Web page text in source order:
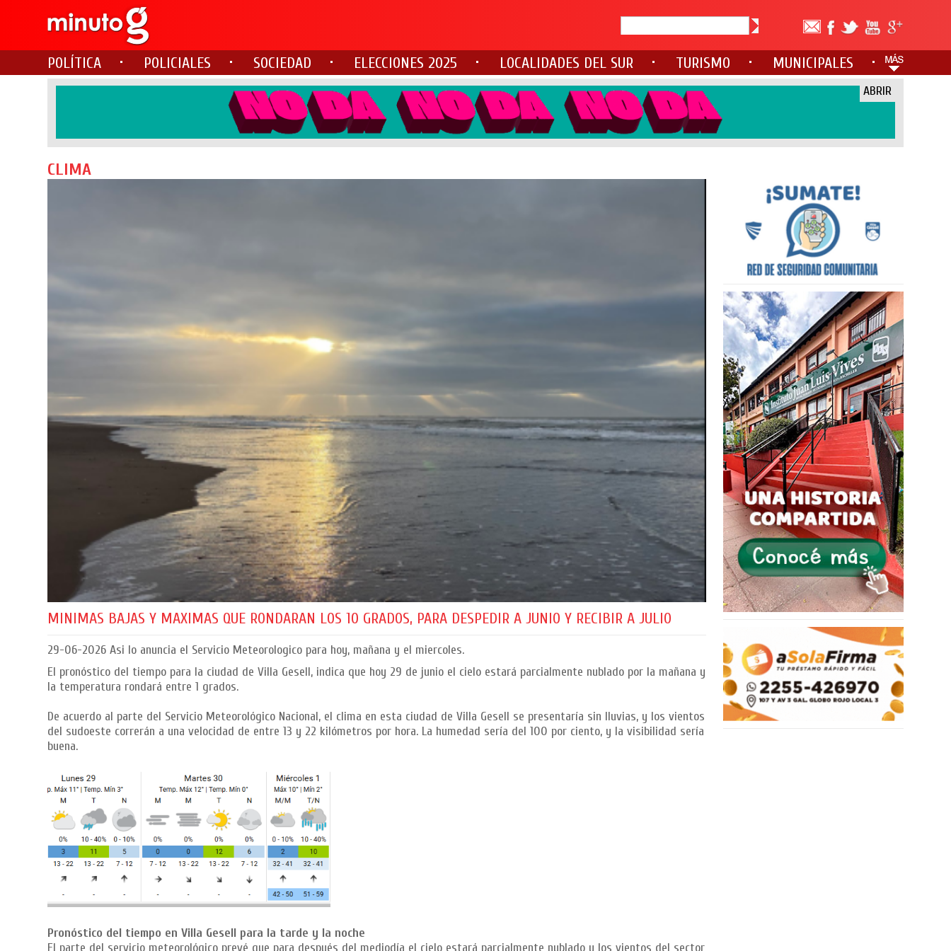
POLÍTICA POLICIALES SOCIEDAD ELECCIONES 2025 LOCALIDADES DEL SUR TURISMO MUNICIPALES
ABRIR
CLIMA
MINIMAS BAJAS Y MAXIMAS QUE RONDARAN LOS 10 GRADOS, PARA DESPEDIR A JUNIO Y RECIBIR A JULIO
29-06-2026 Asi lo anuncia el Servicio Meteorologico para hoy, mañana y el miercoles.
El pronóstico del tiempo para la ciudad de Villa Gesell, indica que hoy 29 de junio el cielo estará parcialmente nublado por la mañana y
la temperatura rondará entre 1 grados.
De acuerdo al parte del Servicio Meteorológico Nacional, el clima en esta ciudad de Villa Gesell se presentaría sin lluvias, y los vientos
del sudoeste correrán a una velocidad de entre 13 y 22 kilómetros por hora. La humedad sería del 100 por ciento, y la visibilidad sería
buena.
Pronóstico del tiempo en Villa Gesell para la tarde y la noche
El parte del servicio meteorológico prevé que para después del mediodía el cielo estará parcialmente nublado y los vientos del sector